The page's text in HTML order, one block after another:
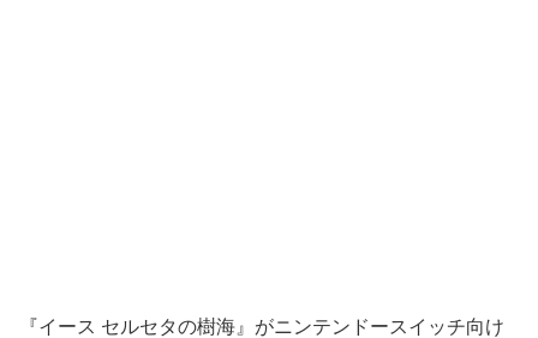
『イース セルセタの樹海』がニンテンドースイッチ向け